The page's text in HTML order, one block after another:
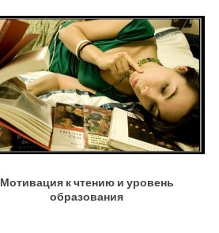
Мотивация к чтению и уровень
образования